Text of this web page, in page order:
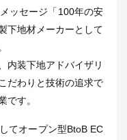
ッセージ「100年の安
下地材メーカーとして
内装下地アドバイザリ
だわりと技術の追求で
です。
てオープン型BtoB EC